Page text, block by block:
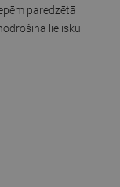
paredzētā
lielisku